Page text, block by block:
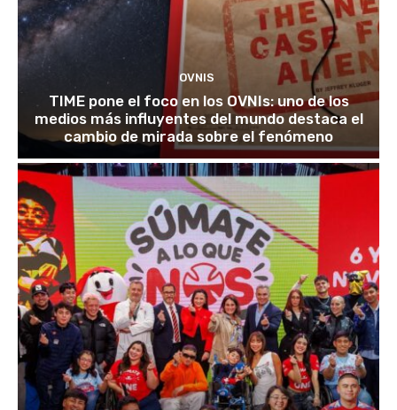
OVNIS
TIME pone el foco en los OVNIs: uno de los
medios más influyentes del mundo destaca el
cambio de mirada sobre el fenómeno